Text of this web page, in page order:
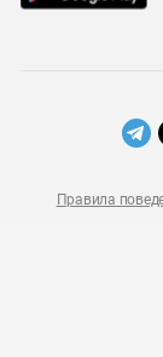
Правила